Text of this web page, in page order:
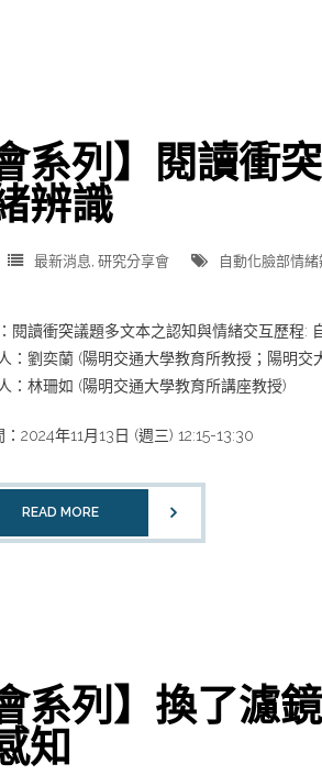
系列】閱讀衝
辨識
最新消息, 研究分享會 自動化臉部情
閱讀衝突議題多文本之認知與情緒交互歷程:
：劉奕蘭 (陽明交通大學教育所教授；陽明交
：林珊如 (陽明交通大學教育所講座教授)
2024年11月13日 (週三) 12:15-13:30
READ MORE
系列】換了濾
知